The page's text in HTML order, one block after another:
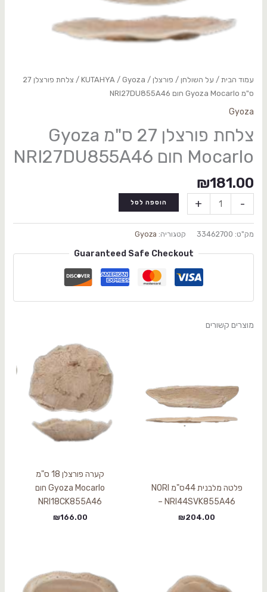
עמוד הבית/ על השולחן / פורצלן /
KUTAHYA /Gyoza
/ צלחת פורצלן 27
ס"מ Gyoza Mocarlo חום NRI27DU855A46
Gyoza
צלחת פורצלן 27 ס"מ Gyoza
Mocarlo חום NRI27DU855A46
₪181.00
-
+ הוספה לסל
מק"ט: 33462700 קטגוריה: Gyoza
Guaranteed Safe Checkout
מוצרים קשורים
פלטה מלבנית 44ס"מ NORI
– NRI44SVK855A46
₪204.00
קערה פורצלן 18 ס"מ
Gyoza Mocarlo חום
NRI18CK855A46
₪166.00